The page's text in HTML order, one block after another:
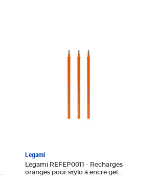
Legami
Legami REFEP0011 - Recharges
oranges pour stylo à encre gel